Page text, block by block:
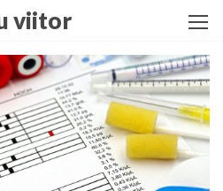
viitor